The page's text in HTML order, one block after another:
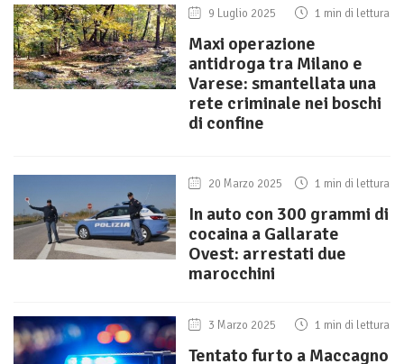
9 Luglio 2025 1 min di lettura
Maxi operazione
antidroga tra Milano e
Varese: smantellata una
rete criminale nei boschi
di confine
20 Marzo 2025 1 min di lettura
In auto con 300 grammi di
cocaina a Gallarate
Ovest: arrestati due
marocchini
3 Marzo 2025 1 min di lettura
Tentato furto a Maccagno